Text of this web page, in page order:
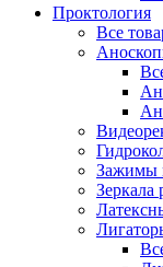
Проктология
Все
Зажимы
Зеркала